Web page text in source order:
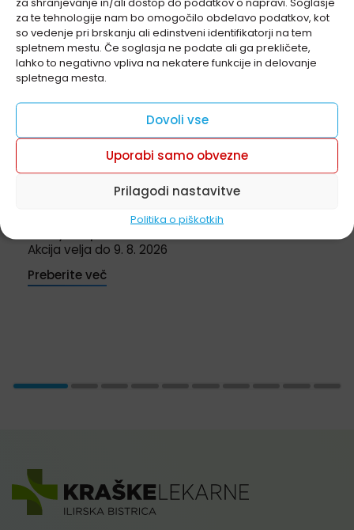
za te tehnologije nam bo omogočilo obdelavo podatkov, kot
so vedenje pri brskanju ali edinstveni identifikatorji na tem
spletnem mestu. Če soglasja ne podate ali ga prekličete,
lahko to negativno vpliva na nekatere funkcije in delovanje
spletnega mesta.
Dovoli vse
Uporabi samo obvezne
Prilagodi nastavitve
Politika o piškotkih
Preglejte seznam naših lekarn
Akcija velja do 9. 8. 2026
Preberite več